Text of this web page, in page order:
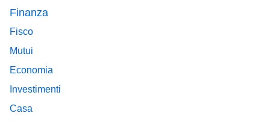
Finanza
Fisco
Mutui
Economia
Investimenti
Casa